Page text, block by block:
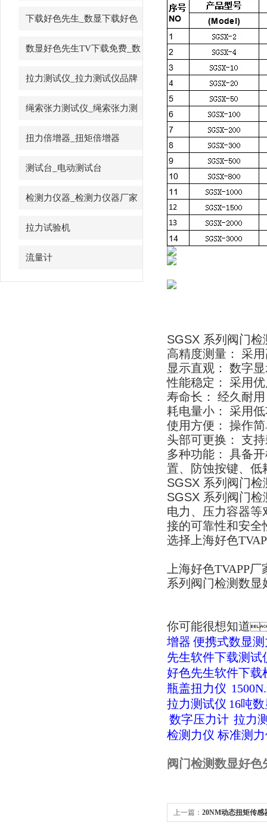
软件下载厂家
下载好色先生_数显下载好色
先生
数显好色先生TV下载免费_数
字好色先生TV下载免费
拉力测试仪_拉力测试仪品牌
绳索张力测试仪_绳索张力测
试仪
扭力倍增器_扭矩倍增器
测试台_电动测试台
检测力仪器_检测力仪器厂家
拉力试验机
流量计
SGSX 系列阀门检
高精度测量： 采
显示直观： 数
性能稳定： 采用
寿命长： 经久耐
耗电量小： 采
使用方便： 操作简单
头部可更换： 支
多种功能： 具备
置、防蚀按键
SGSX 系列阀门检
SGSX 系列阀门检测
电力、压力容器
接的可靠性和安全性
选择上海好色
上海好色TVAPP厂
系列阀门检测数显好
你可能很想知道
增器 便携式数显
先生软件下载测试
好色先生软件下载
瓶盖扭力仪
拉力测试仪 16吨
数字压力计 拉力
检测力仪 标准测
阀门检测数显好色
上一篇： 20NM动态扭矩传感